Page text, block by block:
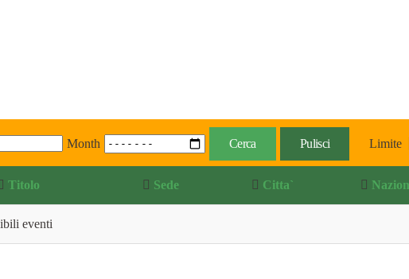
Month Cerca Pulisci Limite
Titolo Sede Citta`
eventi